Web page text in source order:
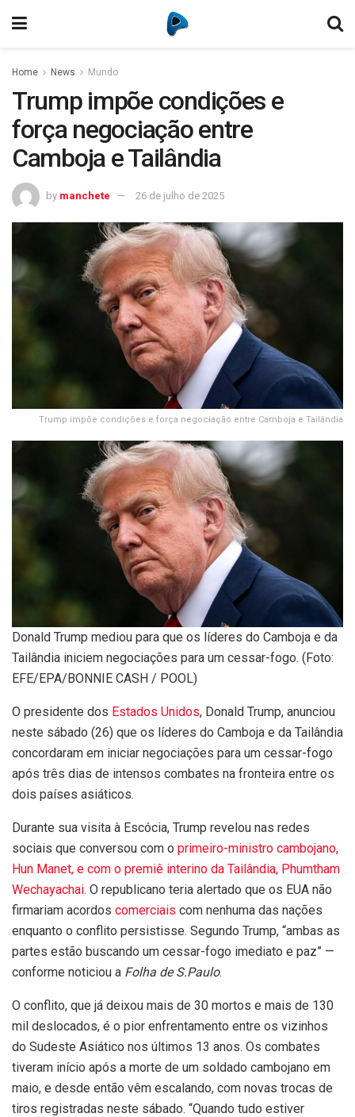
Home News Mundo
Trump impõe condições e
força negociação entre
Camboja e Tailândia
by manchete 26 de julho de 2025
Trump impõe condições e força negociação entre Camboja e Tailândia
Donald Trump mediou para que os líderes do Camboja e da
Tailândia iniciem negociações para um cessar-fogo. (Foto:
EFE/EPA/BONNIE CASH / POOL)
O presidente dos Estados Unidos, Donald Trump, anunciou
neste sábado (26) que os líderes do Camboja e da Tailândia
concordaram em iniciar negociações para um cessar-fogo
após três dias de intensos combates na fronteira entre os
dois países asiáticos.
Durante sua visita à Escócia, Trump revelou nas redes
sociais que conversou com o primeiro-ministro cambojano,
Hun Manet, e com o premiê interino da Tailândia, Phumtham
Wechayachai. O republicano teria alertado que os EUA não
firmariam acordos comerciais com nenhuma das nações
enquanto o conflito persistisse. Segundo Trump, “ambas as
partes estão buscando um cessar-fogo imediato e paz” —
conforme noticiou a Folha de S.Paulo.
O conflito, que já deixou mais de 30 mortos e mais de 130
mil deslocados, é o pior enfrentamento entre os vizinhos
do Sudeste Asiático nos últimos 13 anos. Os combates
tiveram início após a morte de um soldado cambojano em
maio, e desde então vêm escalando, com novas trocas de
tiros registradas neste sábado. “Quando tudo estiver